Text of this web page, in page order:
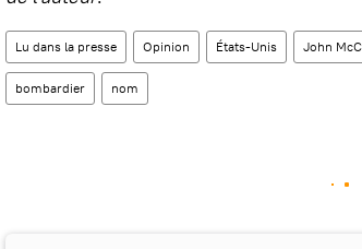
Lu dans la presse Opinion États-Unis John
bombardier nom